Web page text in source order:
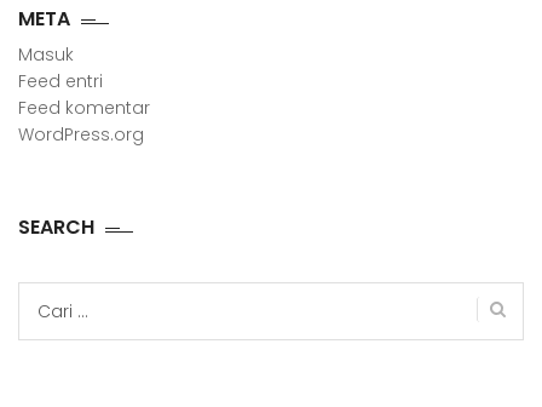
META
Masuk
Feed entri
Feed komentar
WordPress.org
SEARCH
untuk: